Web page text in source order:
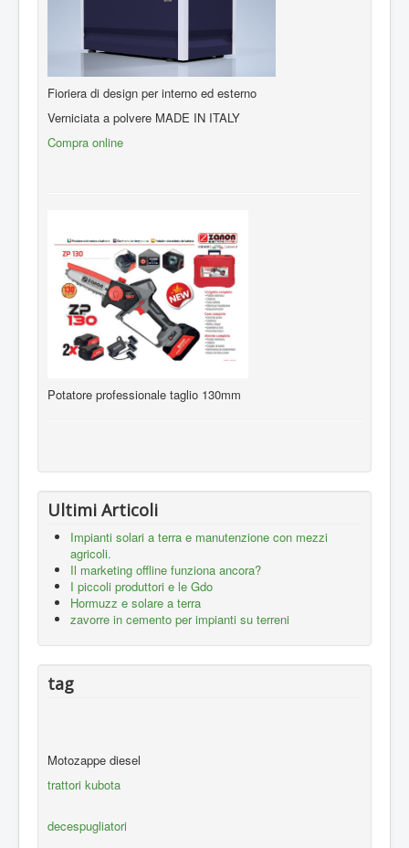
Fioriera di design per interno ed esterno
Verniciata a polvere MADE IN ITALY
Compra online
Potatore professionale taglio 130mm
Ultimi Articoli
Impianti solari a terra e manutenzione con mezzi
agricoli.
Il marketing offline funziona ancora?
I piccoli produttori e le Gdo
Hormuzz e solare a terra
zavorre in cemento per impianti su terreni
tag
Motozappe diesel
trattori kubota
decespugliatori